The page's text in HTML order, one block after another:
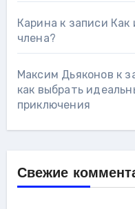
Карина к записи Как
члена?
Максим Дьяконов к
как выбрать
приключения
Свежие